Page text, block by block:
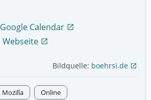
Calendar open_in_new
open_in_new
Bildquelle: boehrsi.de open_in_new
Mozilla Online